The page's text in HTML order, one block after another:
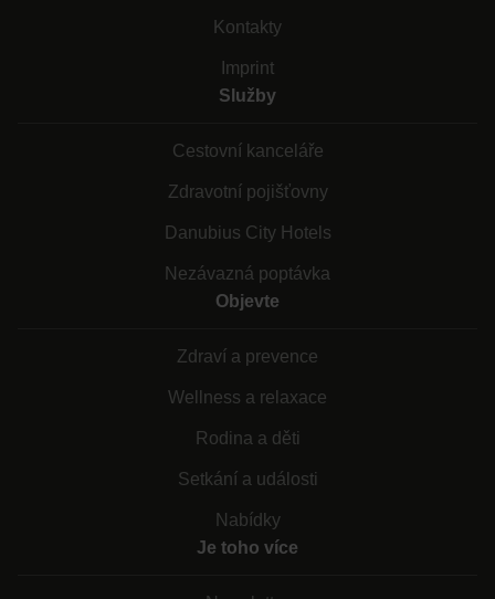
Kontakty
Imprint
Služby
Cestovní kanceláře
Zdravotní pojišťovny
Danubius City Hotels
Nezávazná poptávka
Objevte
Zdraví a prevence
Wellness a relaxace
Rodina a děti
Setkání a události
Nabídky
Je toho více